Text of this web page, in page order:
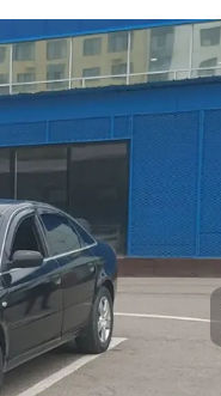
Aster